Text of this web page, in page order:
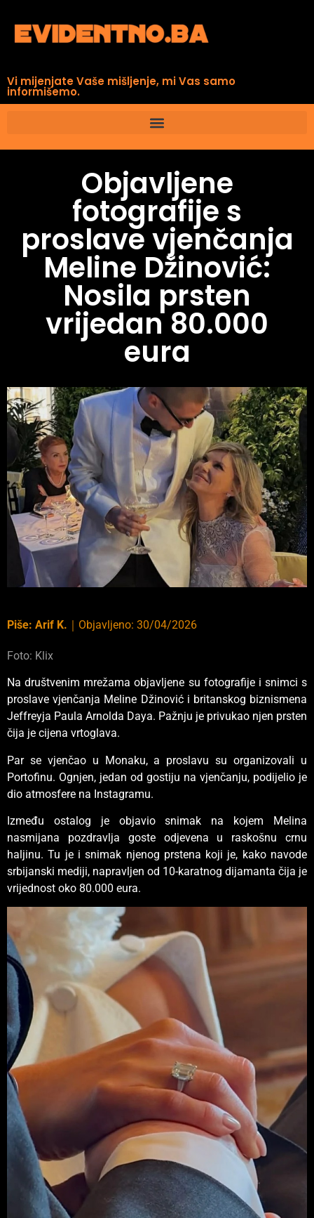
Vi mijenjate Vaše mišljenje, mi Vas samo
informišemo.
Objavljene
fotografije s
proslave vjenčanja
Meline Džinović:
Nosila prsten
vrijedan 80.000
eura
Piše: Arif K. ｜ Objavljeno: 30/04/2026
Foto: Klix
Na društvenim mrežama objavljene su fotografije i snimci s
proslave vjenčanja Meline Džinović i britanskog biznismena
Jeffreyja Paula Arnolda Daya. Pažnju je privukao njen prsten
čija je cijena vrtoglava.
Par se vjenčao u Monaku, a proslavu su organizovali u
Portofinu. Ognjen, jedan od gostiju na vjenčanju, podijelio je
dio atmosfere na Instagramu.
Između ostalog je objavio snimak na kojem Melina
nasmijana pozdravlja goste odjevena u raskošnu crnu
haljinu. Tu je i snimak njenog prstena koji je, kako navode
srbijanski mediji, napravljen od 10-karatnog dijamanta čija je
vrijednost oko 80.000 eura.